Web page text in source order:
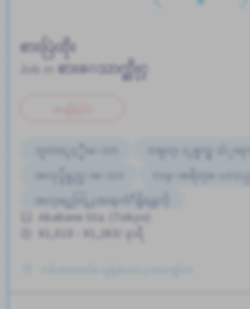
စားပြဲထိုး
စားေသာက္ဆိုင္
ဘူတာႏွင့္နီးေသာ
တစ္ပတ္ႏွစ္ရက္မွ သံုးရက္
အလုပ္ခ်ိန္နည္းေသာ
လမ္းစရိတ္ေပးသည္
အလုပ္အေတြ႕အၾကံဳရွိရန္မလို
Akabane Sta. (Tokyo)
¥1,010 - ¥1,263/ နာရီ